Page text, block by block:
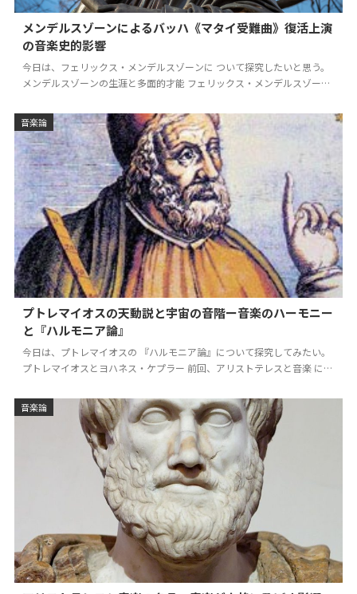
メンデルスゾーンによるバッハ《マタイ受難曲》復活上演
の音楽史的影響
今日は、フェリックス・メンデルスゾーンに ついて探究したいと思う。
メンデルスゾーンの生涯と多面的才能 フェリックス・メンデルスゾーン
音楽論
プトレマイオスの天動説と宇宙の音階ー音楽のハーモニー
と『ハルモニア論』
今日は、プトレマイオスの 『ハルモニア論』について探究してみたい。
プトレマイオスとヨハネス・ケプラー 前回、アリストテレスと音楽 につ
音楽論